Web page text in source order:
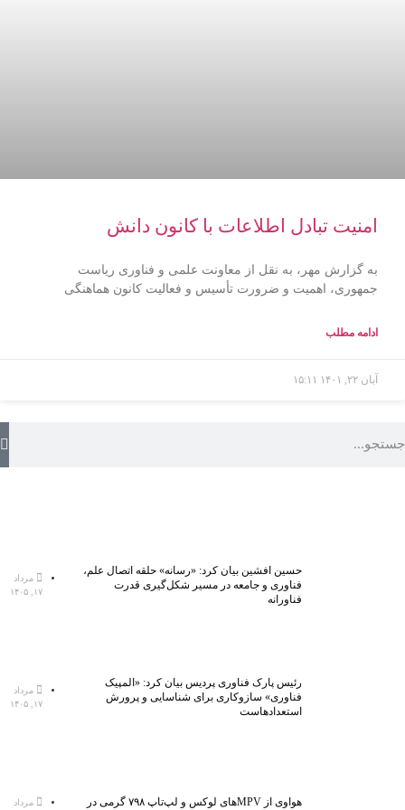
امنیت تبادل اطلاعات با کانون دانش
به گزارش مهر، به نقل از معاونت علمی و فناوری ریاست
جمهوری، اهمیت و ضرورت تأسیس و فعالیت کانون هماهنگی
ادامه مطلب
آبان ۲۲, ۱۴۰۱ ۱۵:۱۱
حسین افشین بیان کرد: «رسانه» حلقه اتصال علم،
فناوری و جامعه در مسیر شکل‌گیری قدرت
فناورانه
مرداد
۱۷, ۱۴۰۵
رئیس پارک فناوری پردیس بیان کرد: «المپیک
فناوری» سازوکاری برای شناسایی و پرورش
استعدادهاست
مرداد
۱۷, ۱۴۰۵
هواوی از MPVهای لوکس و لپ‌تاپ ۷۹۸ گرمی در
مرداد